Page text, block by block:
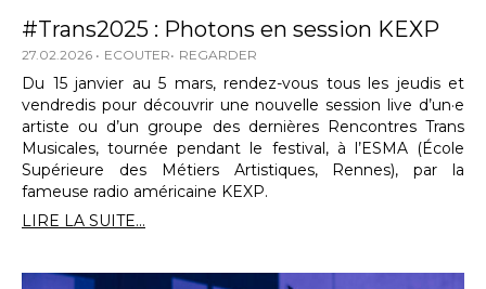
#Trans2025 : Photons en session KEXP
27.02.2026 ECOUTER REGARDER
Du 15 janvier au 5 mars, rendez-vous tous les jeudis et
vendredis pour découvrir une nouvelle session live d’un·e
artiste ou d’un groupe des dernières Rencontres Trans
Musicales, tournée pendant le festival, à l’ESMA (École
Supérieure des Métiers Artistiques, Rennes), par la
fameuse radio américaine KEXP.
LIRE LA SUITE...